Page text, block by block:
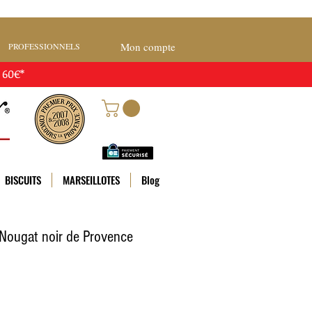
PROFESSIONNELS Mon compte
BISCUITS MARSEILLOTES Blog
noir de Provence